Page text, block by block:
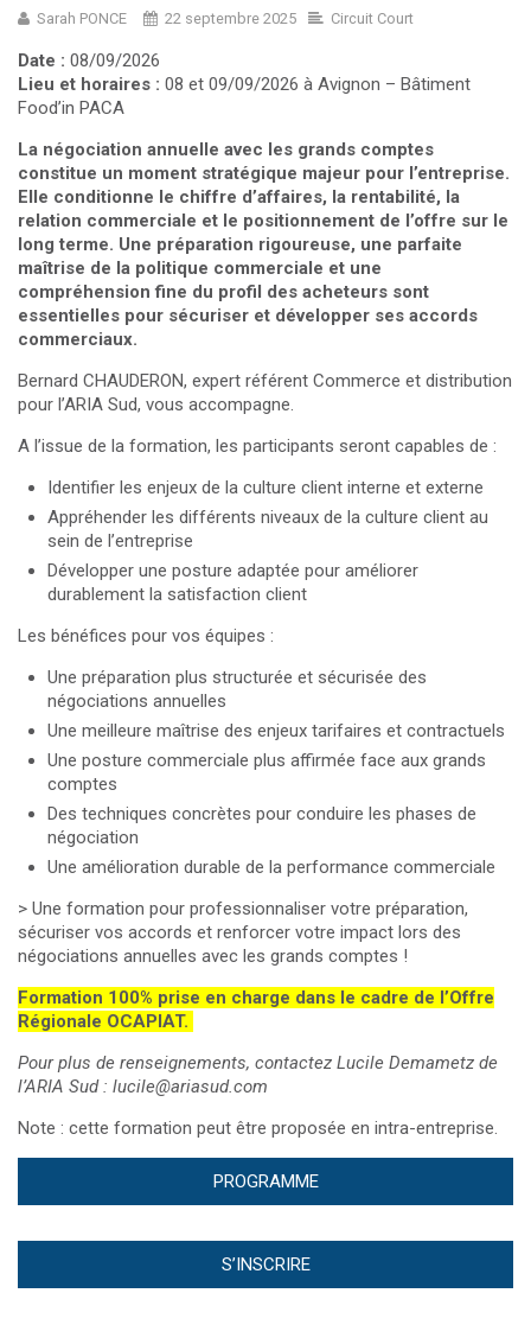
Sarah PONCE 22 septembre 2025 Circuit Court
Date : 08/09/2026
Lieu et horaires : 08 et 09/09/2026 à Avignon – Bâtiment
Food’in PACA
La négociation annuelle avec les grands comptes
constitue un moment stratégique majeur pour l’entreprise.
Elle conditionne le chiffre d’affaires, la rentabilité, la
relation commerciale et le positionnement de l’offre sur le
long terme. Une préparation rigoureuse, une parfaite
maîtrise de la politique commerciale et une
compréhension fine du profil des acheteurs sont
essentielles pour sécuriser et développer ses accords
commerciaux.
Bernard CHAUDERON, expert référent Commerce et distribution
pour l’ARIA Sud, vous accompagne.
A l’issue de la formation, les participants seront capables de :
Identifier les enjeux de la culture client interne et externe
Appréhender les différents niveaux de la culture client au
sein de l’entreprise
Développer une posture adaptée pour améliorer
durablement la satisfaction client
Les bénéfices pour vos équipes :
Une préparation plus structurée et sécurisée des
négociations annuelles
Une meilleure maîtrise des enjeux tarifaires et contractuels
Une posture commerciale plus affirmée face aux grands
comptes
Des techniques concrètes pour conduire les phases de
négociation
Une amélioration durable de la performance commerciale
> Une formation pour professionnaliser votre préparation,
sécuriser vos accords et renforcer votre impact lors des
négociations annuelles avec les grands comptes !
Formation 100% prise en charge dans le cadre de l’Offre
Régionale OCAPIAT.
Pour plus de renseignements, contactez Lucile Demametz de
l’ARIA Sud : lucile@ariasud.com
Note : cette formation peut être proposée en intra-entreprise.
PROGRAMME
S’INSCRIRE